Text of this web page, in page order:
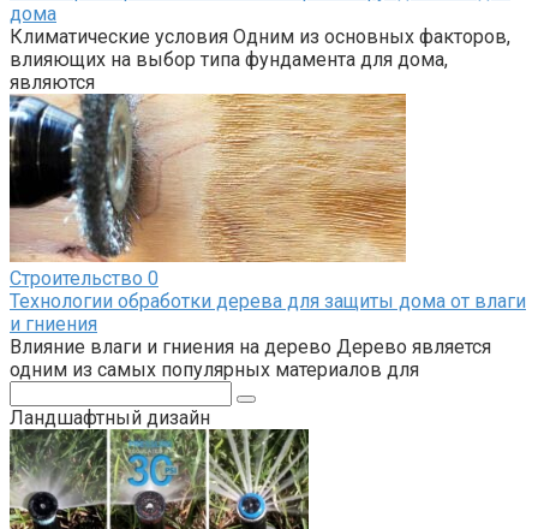
дома
Климатические условия Одним из основных факторов,
влияющих на выбор типа фундамента для дома,
являются
Строительство 0
Технологии обработки дерева для защиты дома от влаги
и гниения
Влияние влаги и гниения на дерево Дерево является
одним из самых популярных материалов для
Ландшафтный дизайн